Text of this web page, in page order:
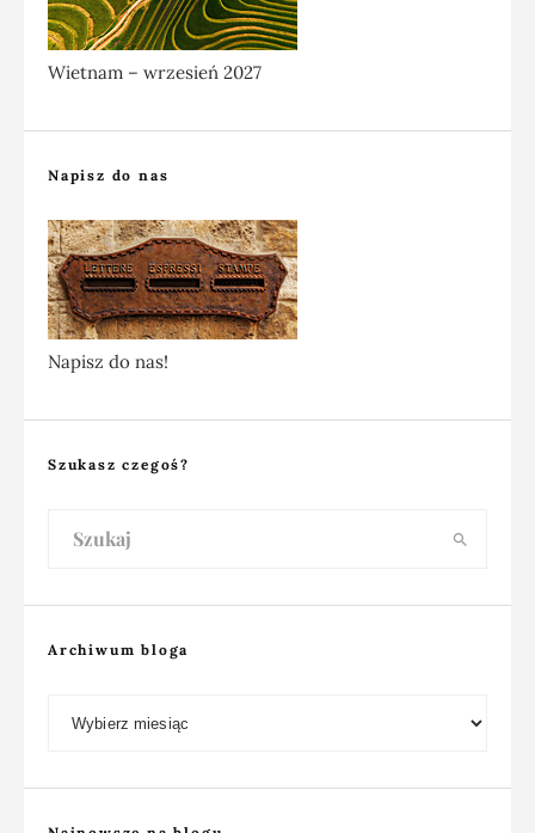
Wietnam – wrzesień 2027
Napisz do nas
Napisz do nas!
Szukasz czegoś?
Archiwum bloga